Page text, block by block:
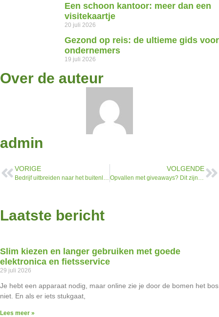
Een schoon kantoor: meer dan een
visitekaartje
20 juli 2026
Gezond op reis: de ultieme gids voor
ondernemers
19 juli 2026
Over de auteur
admin
VORIGE VOLGENDE
Laatste bericht
Slim kiezen en langer gebruiken met goede
elektronica en fietsservice
29 juli 2026
Je hebt een apparaat nodig, maar online zie je door de bomen het bos
niet. En als er iets stukgaat,
Lees meer »